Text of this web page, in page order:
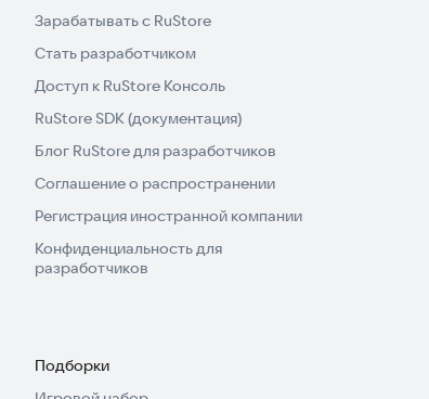
Зарабатывать с RuStore
Стать разработчиком
Доступ к RuStore Консоль
RuStore SDK (документация)
Блог RuStore для разработчиков
Соглашение о распространении
Регистрация иностранной компании
Конфиденциальность для
разработчиков
Подборки